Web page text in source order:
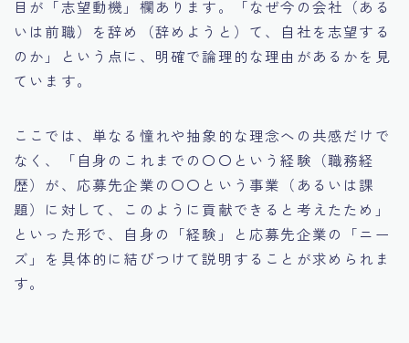
目が「志望動機」欄あります。「なぜ今の会社（ある
いは前職）を辞め（辞めようと）て、自社を志望する
のか」という点に、明確で論理的な理由があるかを見
ています。
ここでは、単なる憧れや抽象的な理念への共感だけで
なく、「自身のこれまでの〇〇という経験（職務経
歴）が、応募先企業の〇〇という事業（あるいは課
題）に対して、このように貢献できると考えたため」
といった形で、自身の「経験」と応募先企業の「ニー
ズ」を具体的に結びつけて説明することが求められま
す。